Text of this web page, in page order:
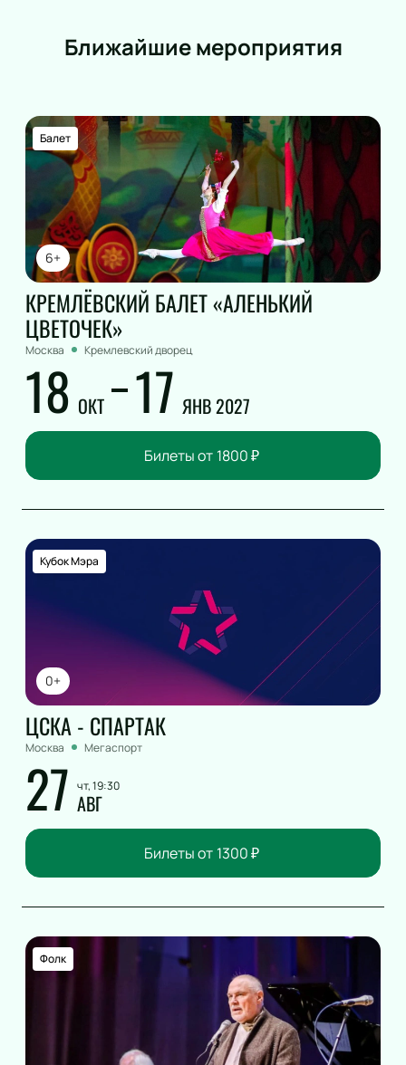
Ближайшие мероприятия
6+
Балет
КРЕМЛЁВСКИЙ БАЛЕТ «АЛЕНЬКИЙ
ЦВЕТОЧЕК»
Москва Кремлевский дворец
18 ОКТ 17 ЯНВ 2027
Билеты от 1800₽
0+
Кубок Мэра
ЦСКА - СПАРТАК
Москва Мегаспорт
27 чт, 19:30
АВГ
Билеты от 1300₽
Фолк